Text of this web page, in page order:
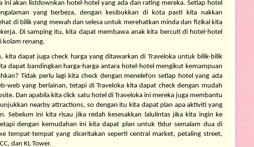
ini akan listdownkan hotel-hotel yang ada dan rating mereka. Setiap hotel
yang berbeza, dengan kesibukkan di kota pasti kita nakkan
di bilik yang mewah dan selesa untuk merehatkan minda dan fizikal kita
Di samping itu, kita dapat membawa anak kita bercuti di hotel-hotel
kolam renang.
kita dapat juga check harga yang ditawarkan di Traveloka untuk bilik-bilik
dapat bandingkan harga-harga antara hotel-hotel mengikut kemampuan
Tidak perlu lagi kita check dengan menelefon setiap hotel yang ada
web yang berlainan, tetapi di Traveloka kita dapat check dengan mudah
Dan apabila kita click satu hotel di Traveloka ini mereka juga membantu
nearby attractions, so dengan itu kita dapat plan apa aktiviti yang
Sebelum ini kita risau jika redah kesesakkan lalulintas jika kita ingin ke
dengan kemudahan ini kita dapat plan untuk tidur semalam dua di
tempat-tempat yang diceritakan seperti central market, petaling street,
dan KL Tower.